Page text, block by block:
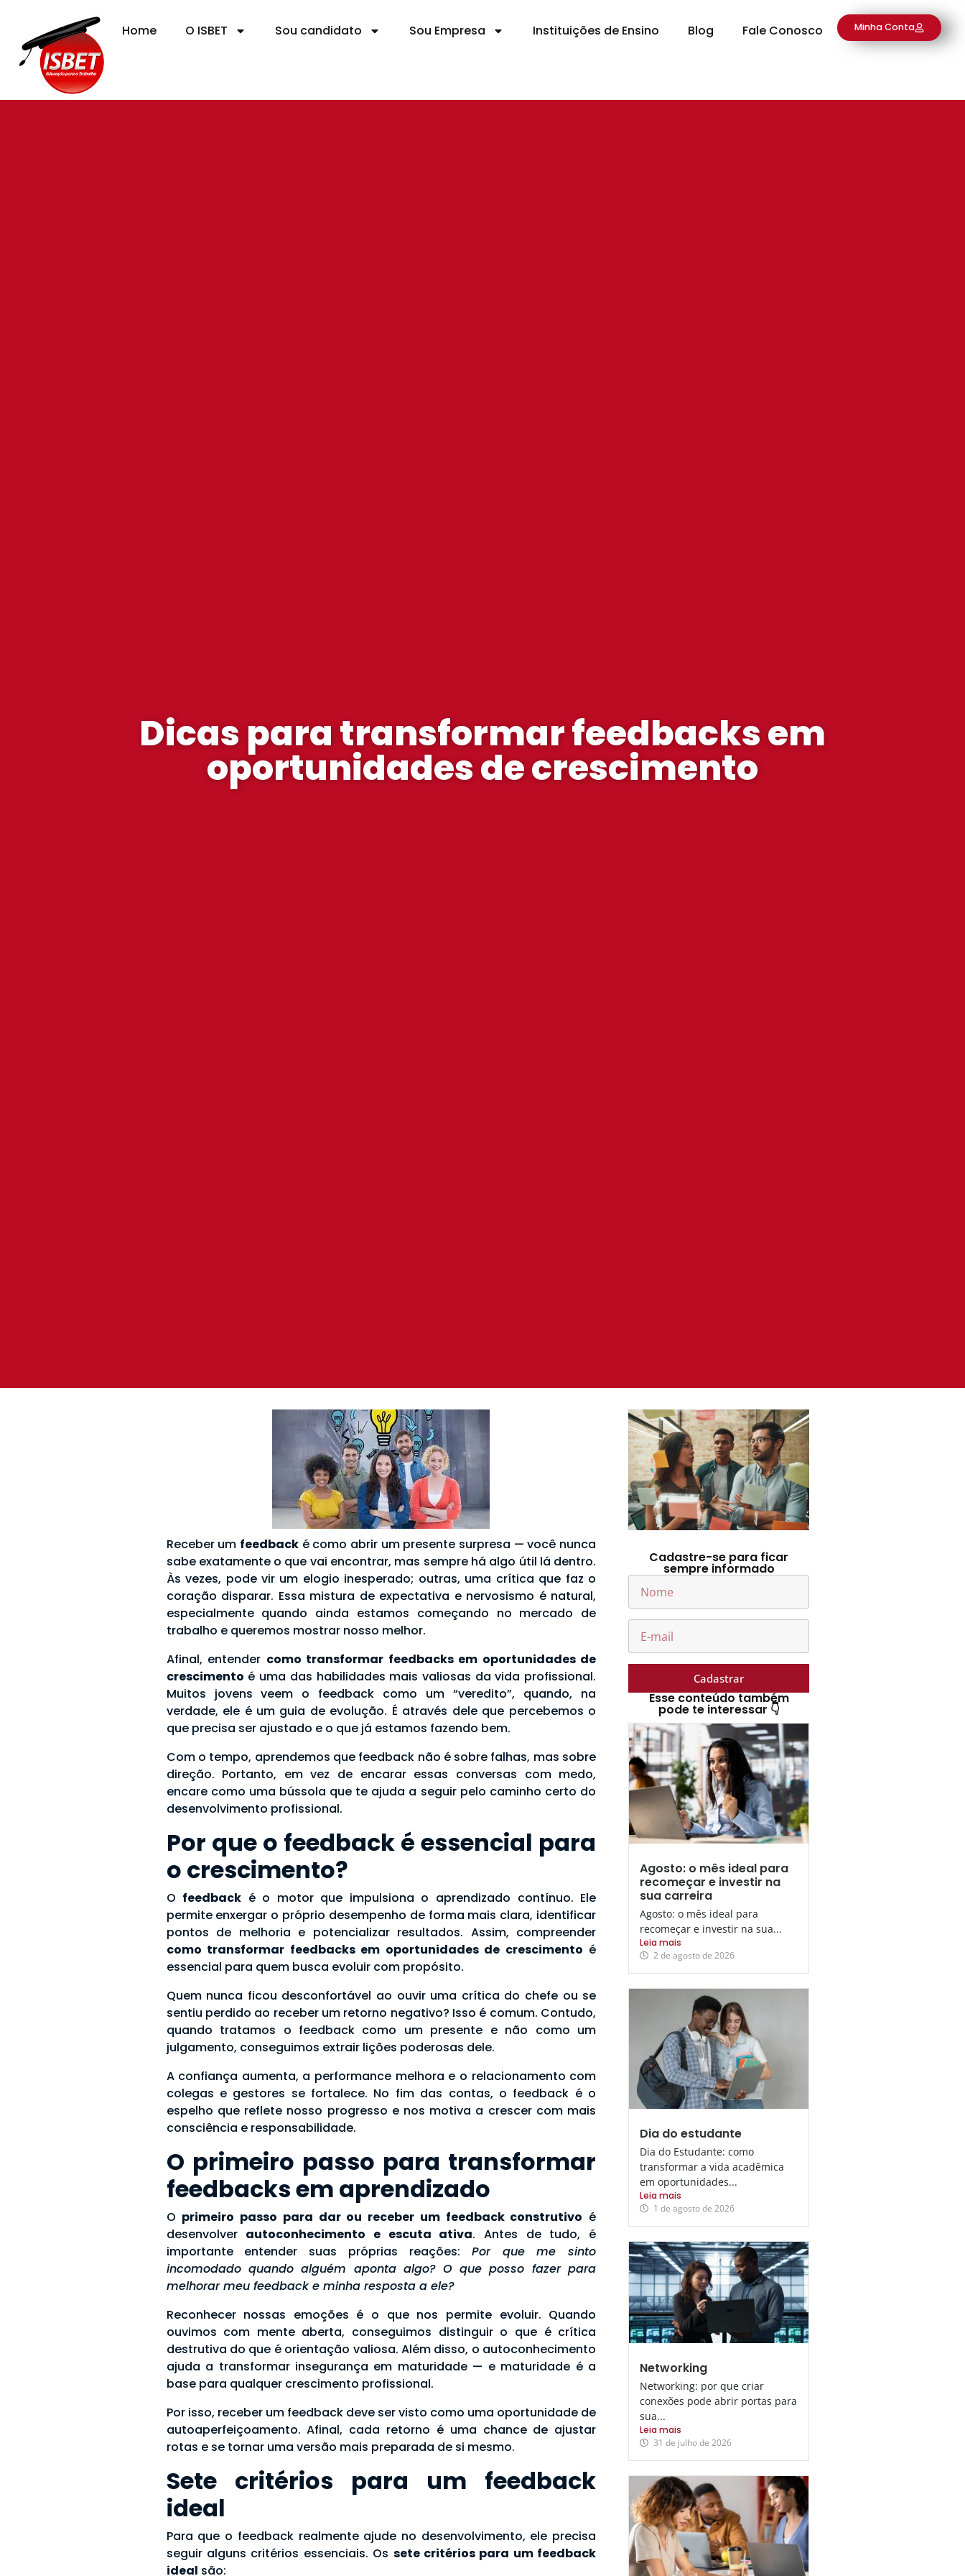
Home O ISBET Sou candidato Sou Empresa Instituições de Ensino Blog Fale Conosco Minha Conta
Dicas para transformar feedbacks em
oportunidades de crescimento
Receber um feedbacké como abrir um presente surpresa — você nunca
sabe exatamente o que vai encontrar, mas sempre há algo útil lá dentro.
Às vezes, pode vir um elogio inesperado; outras, uma crítica que faz o
coração disparar. Essa mistura de expectativa e nervosismo é natural,
especialmente quando ainda estamos começando no mercado de
trabalho e queremos mostrar nosso melhor.
Afinal, entender como transformar feedbacks em oportunidades de
crescimento é uma das habilidades mais valiosas da vida profissional.
Muitos jovens veem o feedback como um “veredito”, quando, na
verdade, ele é um guia de evolução. É através dele que percebemos o
que precisa ser ajustado e o que já estamos fazendo bem.
Com o tempo, aprendemos que feedback não é sobre falhas, mas sobre
direção. Portanto, em vez de encarar essas conversas com medo,
encare como uma bússola que te ajuda a seguir pelo caminho certo do
desenvolvimento profissional.
Por que o feedback é essencial para
o crescimento?
O feedback é o motor que impulsiona o aprendizado contínuo. Ele
permite enxergar o próprio desempenho de forma mais clara, identificar
pontos de melhoria e potencializar resultados. Assim, compreender
como transformar feedbacks em oportunidades de crescimento é
essencial para quem busca evoluir com propósito.
Quem nunca ficou desconfortável ao ouvir uma crítica do chefe ou se
sentiu perdido ao receber um retorno negativo? Isso é comum. Contudo,
quando tratamos o feedback como um presente e não como um
julgamento, conseguimos extrair lições poderosas dele.
A confiança aumenta, a performance melhora e o relacionamento com
colegas e gestores se fortalece. No fim das contas, o feedback é o
espelho que reflete nosso progresso e nos motiva a crescer com mais
consciência e responsabilidade.
O primeiro passo para transformar
feedbacks em aprendizado
O primeiro passo para dar ou receber um feedback construtivo é
desenvolver autoconhecimento e escuta ativa. Antes de tudo, é
importante entender suas próprias reações: Por que me sinto
incomodado quando alguém aponta algo? O que posso fazer para
melhorar meu feedback e minha resposta a ele?
Reconhecer nossas emoções é o que nos permite evoluir. Quando
ouvimos com mente aberta, conseguimos distinguir o que é crítica
destrutiva do que é orientação valiosa. Além disso, o autoconhecimento
ajuda a transformar insegurança em maturidade — e maturidade é a
base para qualquer crescimento profissional.
Por isso, receber um feedback deve ser visto como uma oportunidade de
autoaperfeiçoamento. Afinal, cada retorno é uma chance de ajustar
rotas e se tornar uma versão mais preparada de si mesmo.
Sete critérios para um feedback
ideal
Para que o feedback realmente ajude no desenvolvimento, ele precisa
seguir alguns critérios essenciais. Os sete critérios para um feedback
ideal são:
Cadastre-se para ficar
sempre informado
Cadastrar
Esse conteúdo também
pode te interessar 👇
Agosto: o mês ideal para
recomeçar e investir na
sua carreira
Agosto: o mês ideal para
recomeçar e investir na sua...
Leia mais
2 de agosto de 2026
Dia do estudante
Dia do Estudante: como
transformar a vida acadêmica
em oportunidades...
Leia mais
1 de agosto de 2026
Networking
Networking: por que criar
conexões pode abrir portas para
sua...
Leia mais
31 de julho de 2026